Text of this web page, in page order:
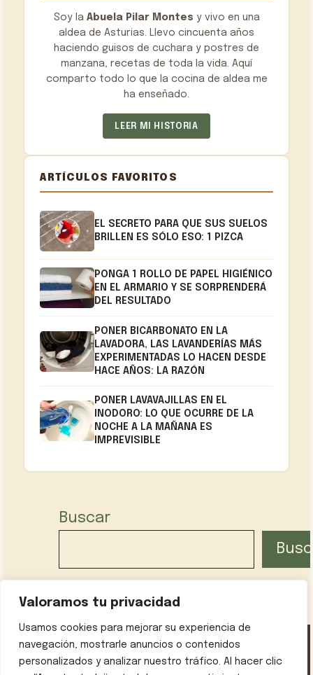
Valoramos tu privacidad
Usamos cookies para mejorar su experiencia de
navegación, mostrarle anuncios o contenidos
personalizados y analizar nuestro tráfico. Al hacer clic
Soy la Abuela Pilar Montes y vivo en una
aldea de Asturias. Llevo cincuenta años
haciendo guisos de cuchara y postres de
manzana, recetas de toda la vida. Aquí
comparto todo lo que la cocina de aldea me
ha enseñado.
LEER MI HISTORIA
ARTÍCULOS FAVORITOS
EL SECRETO PARA QUE SUS SUELOS
BRILLEN ES SÓLO ESO: 1 PIZCA
PONGA 1 ROLLO DE PAPEL HIGIÉNICO
EN EL ARMARIO Y SE SORPRENDERÁ
DEL RESULTADO
PONER BICARBONATO EN LA
LAVADORA, LAS LAVANDERÍAS MÁS
EXPERIMENTADAS LO HACEN DESDE
HACE AÑOS: LA RAZÓN
PONER LAVAVAJILLAS EN EL
INODORO: LO QUE OCURRE DE LA
NOCHE A LA MAÑANA ES
IMPREVISIBLE
Buscar